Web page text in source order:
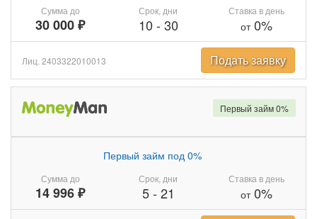
Сумма до
30 000 ₽
Срок, дни
10 - 30
Ставка в день
от0%
Лиц. 2403322010013 Подать заявку
Сумма до
14 996 ₽
Первый займ под 0%
Срок, дни
5- 21
Ставка в день
от0%
Первый займ 0%